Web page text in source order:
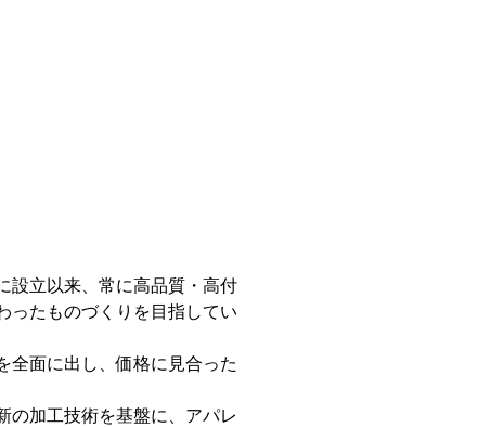
設立以来、常に高品質・高付
ったものづくりを目指してい
全面に出し、価格に見合った
の加工技術を基盤に、アパレ